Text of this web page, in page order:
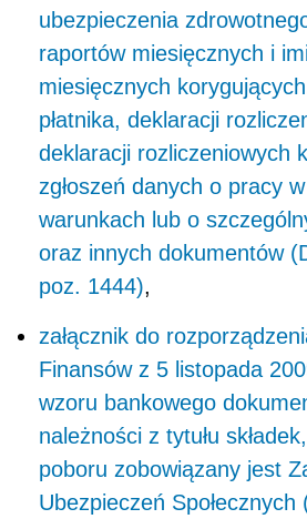
ubezpieczenia
raportów miesięcznych i
miesięcznych
płatnika, deklaracji
deklaracji rozliczeniowych
zgłoszeń danych o pracy
warunkach lub o
oraz innych dokumentów
poz. 1444),
załącznik do
Finansów z 5 listopada
wzoru bankowego
należności z tytułu
poboru zobowiązany jest
Ubezpieczeń